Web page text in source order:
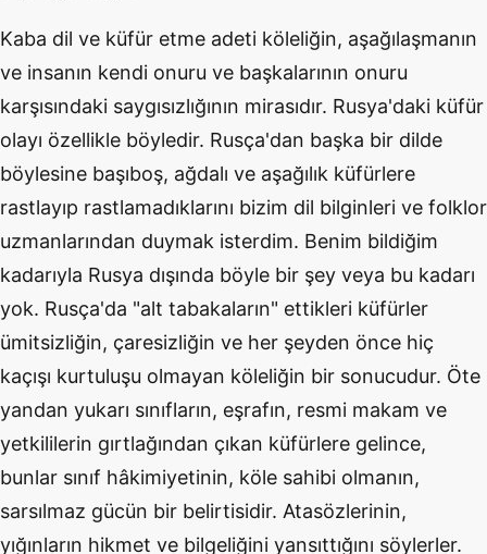
Kaba dil ve küfür etme adeti köleliğin, aşağılaşmanın
ve insanın kendi onuru ve başkalarının onuru
karşısındaki saygısızlığının mirasıdır. Rusya'daki küfür
olayı özellikle böyledir. Rusça'dan başka bir dilde
böylesine başıboş, ağdalı ve aşağılık küfürlere
rastlayıp rastlamadıklarını bizim dil bilginleri ve folklor
uzmanlarından duymak isterdim. Benim bildiğim
kadarıyla Rusya dışında böyle bir şey veya bu kadarı
yok. Rusça'da "alt tabakaların" ettikleri küfürler
ümitsizliğin, çaresizliğin ve her şeyden önce hiç
kaçışı kurtuluşu olmayan köleliğin bir sonucudur. Öte
yandan yukarı sınıfların, eşrafın, resmi makam ve
yetkililerin gırtlağından çıkan küfürlere gelince,
bunlar sınıf hâkimiyetinin, köle sahibi olmanın,
sarsılmaz gücün bir belirtisidir. Atasözlerinin,
yığınların hikmet ve bilgeliğini yansıttığını söylerler.